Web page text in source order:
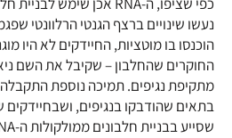
נעשו שינויים ברצף הגנטי הרלוונטי
הוכנסו בו מוטציות, החיידקים לא היו
מתקיפת נגיפים. תמיכה נוספת
בתאים שהודבקו בנגיפים, ושבחיידקים
שסייע בבניית חלבונים ממולקולות ה-RNA החדשות שנוצרו.